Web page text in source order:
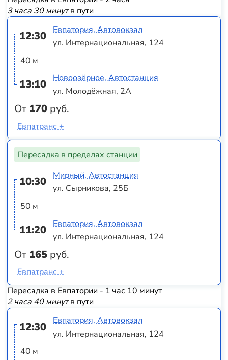
3 часа 30 минутв пути
12:30
40 м
13:10
От 170 руб.
Евпатория, Автовокзал
ул. Интернациональная, 124
Новоозёрное, Автостанция
ул. Молодёжная, 2А
Евпатранс +
Пересадка в пределах станции
10:30
50 м
11:20
От 165 руб.
Мирный, Автостанция
ул. Сырникова, 25Б
Евпатория, Автовокзал
ул. Интернациональная, 124
Евпатранс +
Пересадка в Евпатории - 1 час 10 минут
2 часа 40 минутв пути
12:30
40 м
Евпатория, Автовокзал
ул. Интернациональная, 124